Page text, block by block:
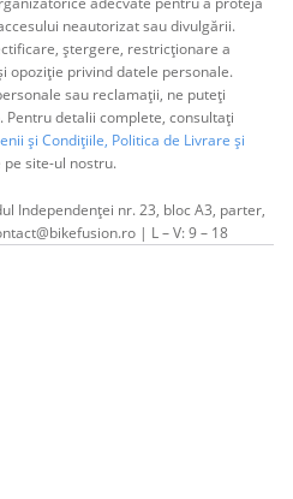
neautorizat sau divulgării.
ștergere, restricționare a
opoziție privind datele personale.
sau reclamații, ne puteți
detalii complete, consultați
și Condițiile, Politica de Livrare și
site-ul nostru.
Independenței nr. 23, bloc A3, parter,
| L – V: 9 – 18